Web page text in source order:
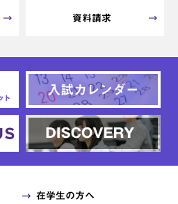
資料請求
在学生の方へ